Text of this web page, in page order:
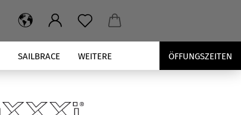
SAILBRACE ÖFFUNGSZEITEN
WEITERE